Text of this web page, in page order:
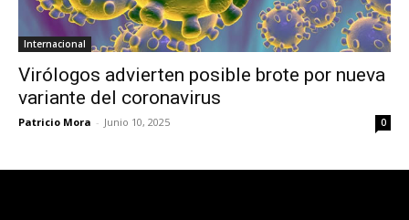
Internacional
Virólogos advierten posible brote por nueva
variante del coronavirus
Patricio Mora - Junio 10, 2025 0